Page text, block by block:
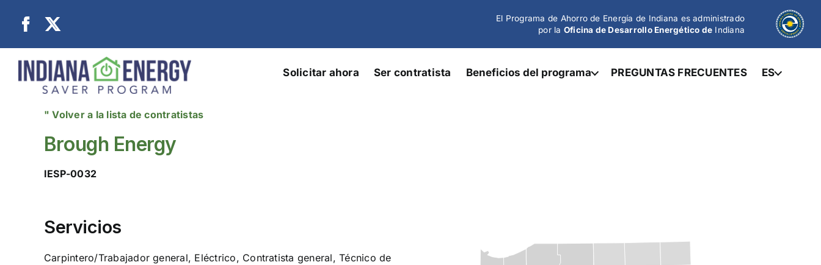
El Programa de Ahorro de Energía de Indiana es administrado
por la Oficina de Desarrollo Energético de Indiana
Solicitar ahora Ser contratista Beneficios del programa PREGUNTAS FRECUENTES ES
" Volver a la lista de contratistas
Brough Energy
IESP-0032
Servicios
Carpintero/Trabajador general, Eléctrico, Contratista general, Técnico de